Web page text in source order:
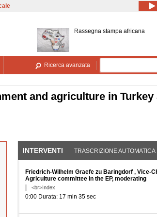
principale
Rassegna stampa africana
Ricerca avanzata
and agriculture in Turkey
INTERVENTI (SCHEDA ATTIVA)
TRASCRIZIONE AUTOMATICA
Friedrich-Wilhelm Graefe zu Baringdorf , Vice-
Agriculture committee in the EP, moderating
<br>Index
0:00 Durata: 17 min 35 sec